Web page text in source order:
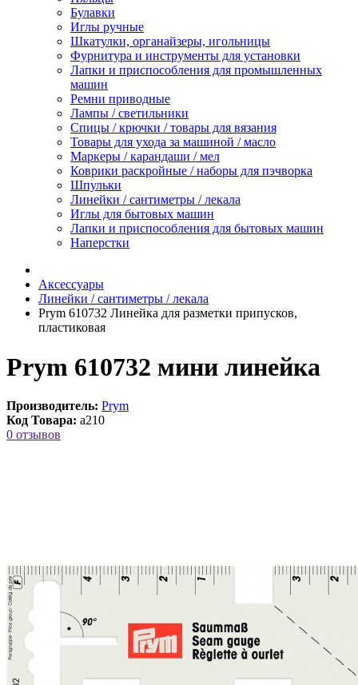
Булавки
Иглы ручные
Шкатулки, органайзеры, игольницы
Фурнитура и инструменты для установки
Лапки и приспособления для промышленных
машин
Ремни приводные
Лампы / светильники
Спицы / крючки / товары для вязания
Товары для ухода за машиной / масло
Маркеры / карандаши / мел
Коврики раскройные / наборы для пэчворка
Шпульки
Линейки / сантиметры / лекала
Иглы для бытовых машин
Лапки и приспособления для бытовых машин
Наперстки
Аксессуары
Линейки / сантиметры / лекала
Prym 610732 Линейка для разметки припусков,
пластиковая
Prym 610732 мини линейка
Производитель: Prym
Код Товара: a210
0 отзывов